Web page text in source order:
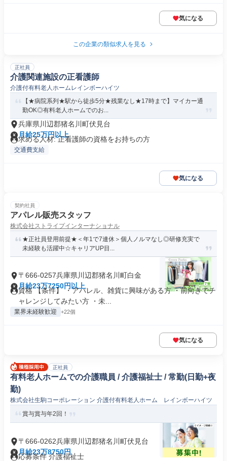
気になる
この企業の類似求人を見る
正社員
介護関連施設の正看護師
介護付有料老人ホームレインボーハイツ
【★病院系列★駅から徒歩5分★残業なし★17時まで】マイカー通
勤OK◎有料老人ホームでのお...
兵庫県川辺郡猪名川町伏見台
月給25万円以上
求める人材: 正看護師の資格をお持ちの方
交通費支給
気になる
契約社員
アパレル販売スタッフ
株式会社ストライプインターナショナル
★正社員登用前提★＜年1で7連休＞個人ノルマなし◎研修充実で
未経験も活躍中☆キャリアUP目...
〒666-0257兵庫県川辺郡猪名川町白金
月給23万7250円以上
資格 【条件】 ・アパレル、雑貨に興味がある方 ・前向きでチ
ャレンジしてみたい方 ・未...
業界未経験歓迎 +22個
気になる
正社員
有料老人ホームでの介護職員 / 介護福祉士 / 常勤(日勤+夜
勤)
株式会社生駒コーポレーション 介護付有料老人ホーム レインボーハイツ
賞与賞与年2回！
〒666-0262兵庫県川辺郡猪名川町伏見台
月給23万8750円
応募条件 介護福祉士